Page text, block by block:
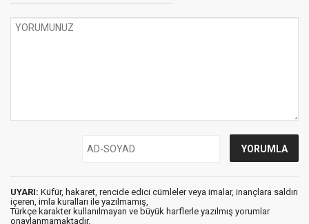
UYARI: Küfür, hakaret, rencide edici cümleler veya imalar, inançlara saldırı
içeren, imla kuralları ile yazılmamış,
Türkçe karakter kullanılmayan ve büyük harflerle yazılmış yorumlar
onaylanmamaktadır.